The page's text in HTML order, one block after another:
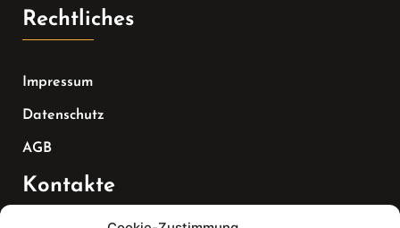
Rechtliches
Impressum
Datenschutz
AGB
Kontakte